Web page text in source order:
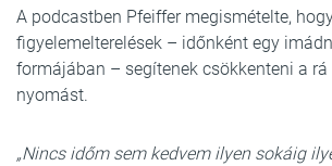
A podcastben Pfeiffer megismételte,
figyelemelterelések – időnként egy
formájában – segítenek csökkenteni a rá
nyomást.
„Nincs időm sem kedvem ilyen sokáig